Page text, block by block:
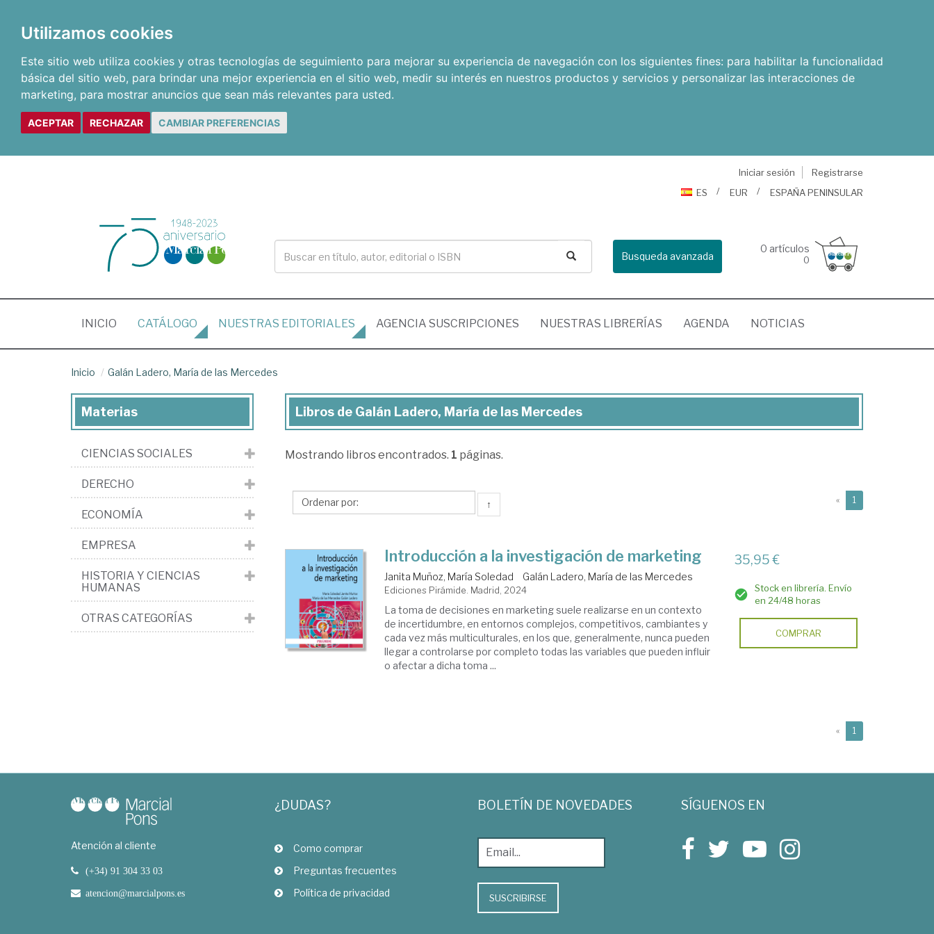
Utilizamos cookies
Este sitio web utiliza cookies y otras tecnologías de seguimiento para mejorar su experiencia de navegación con los siguientes fines: para habilitar la funcionalidad
básica del sitio web, para brindar una mejor experiencia en el sitio web, medir su interés en nuestros productos y servicios y personalizar las interacciones de
marketing, para mostrar anuncios que sean más relevantes para usted.
ACEPTAR RECHAZAR CAMBIAR PREFERENCIAS
Iniciar sesión
Registrarse
ES
EUR ESPAÑA PENINSULAR
Busqueda avanzada
0 artículos
0
INICIO (CURRENT)
CATÁLOGO NUESTRAS EDITORIALES AGENCIA SUSCRIPCIONES NUESTRAS LIBRERÍAS AGENDA NOTICIAS
Inicio Galán Ladero, María de las Mercedes
Libros
Galán
María
las
Mercedes
Libros de Galán Ladero, María de las Mercedes
Mostrando libros encontrados. 1 páginas.
↑ « 1
Introducción a la investigación de marketing
Janita Muñoz, María Soledad Galán Ladero, María de las Mercedes
Ediciones Pirámide. Madrid, 2024
La toma de decisiones en marketing suele realizarse en un contexto
de incertidumbre, en entornos complejos, competitivos, cambiantes y
cada vez más multiculturales, en los que, generalmente, nunca pueden
llegar a controlarse por completo todas las variables que pueden influir
o afectar a dicha toma ...
35,95 €
Stock en librería. Envío
en 24/48 horas
COMPRAR
« 1
Materias
CIENCIAS SOCIALES
DERECHO
ECONOMÍA
EMPRESA
HISTORIA Y CIENCIAS
HUMANAS
OTRAS CATEGORÍAS
Atención al cliente
(+34) 91 304 33 03
atencion@marcialpons.es
¿DUDAS?
Como comprar
Preguntas frecuentes
Política de privacidad
BOLETÍN DE NOVEDADES
SUSCRIBIRSE
SÍGUENOS EN